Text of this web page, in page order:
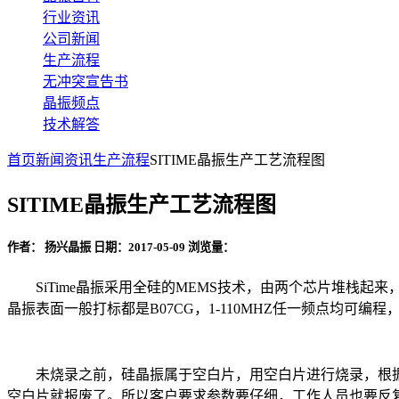
行业资讯
公司新闻
生产流程
无冲突宣告书
晶振频点
技术解答
首页新闻资讯生产流程SITIME晶振生产工艺流程图
SITIME晶振生产工艺流程图
作者： 扬兴晶振 日期：2017-05-09 浏览量：
SiTime晶振采用全硅的MEMS技术，由两个芯片堆栈起来
晶振表面一般打标都是B07CG，1-110MHZ任一频点均可编程
未烧录之前，硅晶振属于空白片，用空白片进行烧录，根
空白片就报废了。所以客户要求参数要仔细，工作人员也要